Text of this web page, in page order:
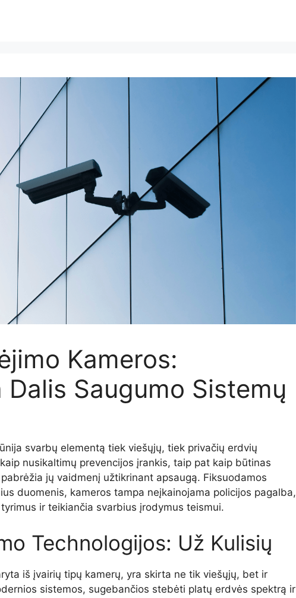
Kameros:
Saugumo Sistemų
svarbų elementą tiek viešųjų, tiek privačių erdvių
nusikaltimų prevencijos įrankis, taip pat kaip būtinas
jų vaidmenį užtikrinant apsaugą. Fiksuodamos
duomenis, kameros tampa neįkainojama policijos pagalba,
ir teikiančia svarbius įrodymus teismui.
Technologijos: Už Kulisių
iš įvairių tipų kamerų, yra skirta ne tik viešųjų, bet ir
sistemos, sugebančios stebėti platų erdvės spektrą ir